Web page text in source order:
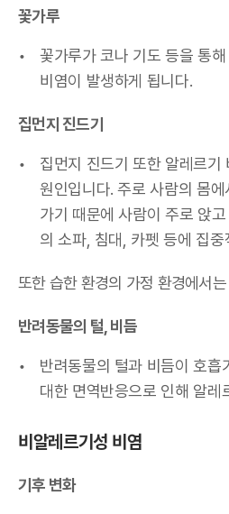
꽃가루
꽃가루가 코나 기도 등을 통
비염이 발생하게 됩니다.
집먼지 진드기
집먼지 진드기 또한 알레르기
원인입니다. 주로 사람의 몸
가기 때문에 사람이 주로 앉
의 소파, 침대, 카펫 등에 집중
또한 습한 환경의 가정 환경에서
반려동물의 털, 비듬
반려동물의 털과 비듬이 호흡
대한 면역반응으로 인해 알레
비알레르기성 비염
기후 변화